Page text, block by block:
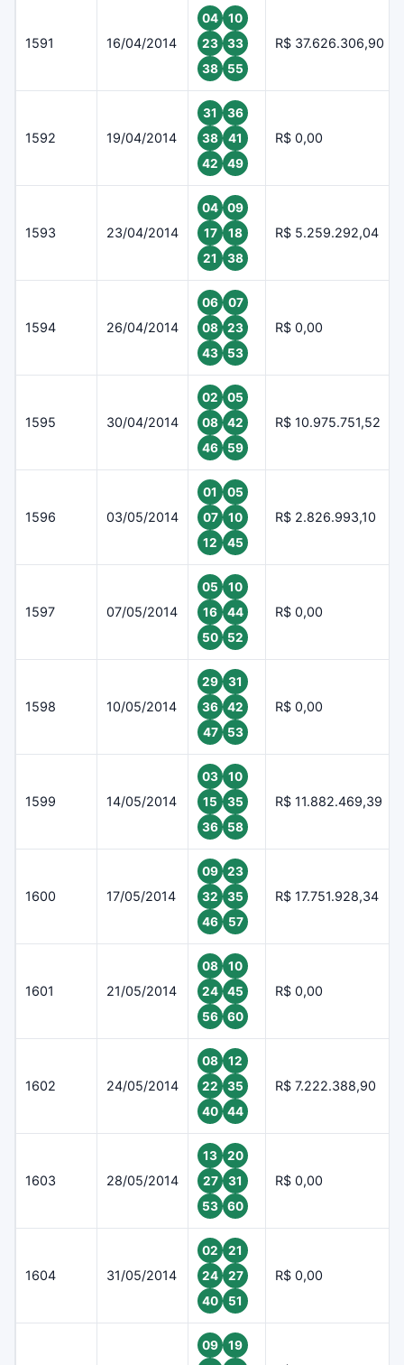
1591 16/04/2014
04
10
23
33
38
55
R$ 37.626.306,90
1592 19/04/2014
31
36
38
41
42
49
R$ 0,00
1593 23/04/2014
04
09
17
18
21
38
R$ 5.259.292,04
1594 26/04/2014
06
07
08
23
43
53
R$ 0,00
1595 30/04/2014
02
05
08
42
46
59
R$ 10.975.751,52
1596 03/05/2014
01
05
07
10
12
45
R$ 2.826.993,10
1597 07/05/2014
05
10
16
44
50
52
R$ 0,00
1598 10/05/2014
29
31
36
42
47
53
R$ 0,00
1599 14/05/2014
03
10
15
35
36
58
R$ 11.882.469,39
1600 17/05/2014
09
23
32
35
46
57
R$ 17.751.928,34
1601 21/05/2014
08
10
24
45
56
60
R$ 0,00
1602 24/05/2014
08
12
22
35
40
44
R$ 7.222.388,90
1603 28/05/2014
13
20
27
31
53
60
R$ 0,00
1604 31/05/2014
02
21
24
27
40
51
R$ 0,00
09
19